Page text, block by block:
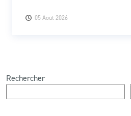
05 Août 2026
Rechercher